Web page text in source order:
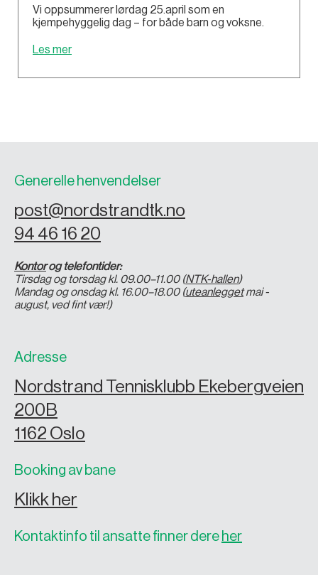
Vi oppsummerer lørdag 25.april som en
kjempehyggelig dag – for både barn og voksne.
Les mer
Generelle henvendelser
post@nordstrandtk.no
94 46 16 20
Kontorog telefontider:
Tirsdag og torsdag kl. 09.00–11.00 (NTK-hallen)
Mandag og onsdag kl. 16.00–18.00 (uteanleggetmai -
august, ved fint vær!)
Adresse
Nordstrand Tennisklubb Ekebergveien
200B
1162 Oslo
Booking av bane
Klikk her
Kontaktinfo til ansatte finner dere her